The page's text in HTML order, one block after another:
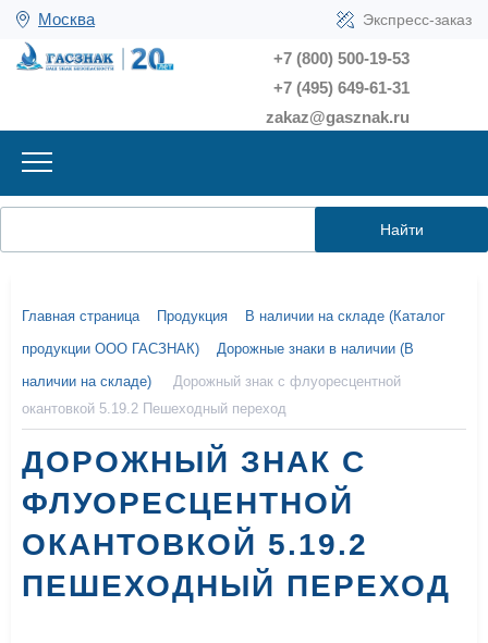
Москва Экспресс-заказ
+7 (800) 500-19-53
+7 (495) 649-61-31
zakaz@gasznak.ru
Найти
Главная страница Продукция
В наличии на складе (Каталог
продукции ООО ГАСЗНАК)
Дорожные знаки в наличии (В
наличии на складе)
Дорожный знак с флуоресцентной
окантовкой 5.19.2 Пешеходный переход
ДОРОЖНЫЙ ЗНАК С
ФЛУОРЕСЦЕНТНОЙ
ОКАНТОВКОЙ 5.19.2
ПЕШЕХОДНЫЙ ПЕРЕХОД